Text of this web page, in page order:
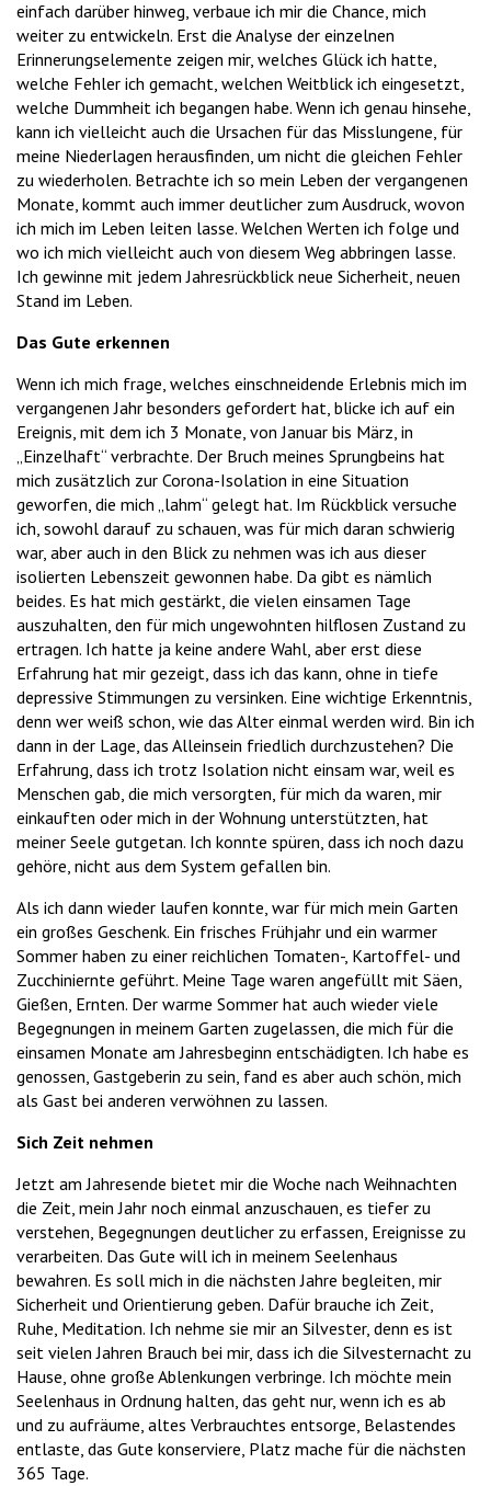
einfach darüber hinweg, verbaue ich mir die Chance, mich
weiter zu entwickeln. Erst die Analyse der einzelnen
Erinnerungselemente zeigen mir, welches Glück ich hatte,
welche Fehler ich gemacht, welchen Weitblick ich eingesetzt,
welche Dummheit ich begangen habe. Wenn ich genau hinsehe,
kann ich vielleicht auch die Ursachen für das Misslungene, für
meine Niederlagen herausfinden, um nicht die gleichen Fehler
zu wiederholen. Betrachte ich so mein Leben der vergangenen
Monate, kommt auch immer deutlicher zum Ausdruck, wovon
ich mich im Leben leiten lasse. Welchen Werten ich folge und
wo ich mich vielleicht auch von diesem Weg abbringen lasse.
Ich gewinne mit jedem Jahresrückblick neue Sicherheit, neuen
Stand im Leben.
Das Gute erkennen
Wenn ich mich frage, welches einschneidende Erlebnis mich im
vergangenen Jahr besonders gefordert hat, blicke ich auf ein
Ereignis, mit dem ich 3 Monate, von Januar bis März, in
„Einzelhaft“ verbrachte. Der Bruch meines Sprungbeins hat
mich zusätzlich zur Corona-Isolation in eine Situation
geworfen, die mich „lahm“ gelegt hat. Im Rückblick versuche
ich, sowohl darauf zu schauen, was für mich daran schwierig
war, aber auch in den Blick zu nehmen was ich aus dieser
isolierten Lebenszeit gewonnen habe. Da gibt es nämlich
beides. Es hat mich gestärkt, die vielen einsamen Tage
auszuhalten, den für mich ungewohnten hilflosen Zustand zu
ertragen. Ich hatte ja keine andere Wahl, aber erst diese
Erfahrung hat mir gezeigt, dass ich das kann, ohne in tiefe
depressive Stimmungen zu versinken. Eine wichtige Erkenntnis,
denn wer weiß schon, wie das Alter einmal werden wird. Bin ich
dann in der Lage, das Alleinsein friedlich durchzustehen? Die
Erfahrung, dass ich trotz Isolation nicht einsam war, weil es
Menschen gab, die mich versorgten, für mich da waren, mir
einkauften oder mich in der Wohnung unterstützten, hat
meiner Seele gutgetan. Ich konnte spüren, dass ich noch dazu
gehöre, nicht aus dem System gefallen bin.
Als ich dann wieder laufen konnte, war für mich mein Garten
ein großes Geschenk. Ein frisches Frühjahr und ein warmer
Sommer haben zu einer reichlichen Tomaten-, Kartoffel- und
Zucchiniernte geführt. Meine Tage waren angefüllt mit Säen,
Gießen, Ernten. Der warme Sommer hat auch wieder viele
Begegnungen in meinem Garten zugelassen, die mich für die
einsamen Monate am Jahresbeginn entschädigten. Ich habe es
genossen, Gastgeberin zu sein, fand es aber auch schön, mich
als Gast bei anderen verwöhnen zu lassen.
Sich Zeit nehmen
Jetzt am Jahresende bietet mir die Woche nach Weihnachten
die Zeit, mein Jahr noch einmal anzuschauen, es tiefer zu
verstehen, Begegnungen deutlicher zu erfassen, Ereignisse zu
verarbeiten. Das Gute will ich in meinem Seelenhaus
bewahren. Es soll mich in die nächsten Jahre begleiten, mir
Sicherheit und Orientierung geben. Dafür brauche ich Zeit,
Ruhe, Meditation. Ich nehme sie mir an Silvester, denn es ist
seit vielen Jahren Brauch bei mir, dass ich die Silvesternacht zu
Hause, ohne große Ablenkungen verbringe. Ich möchte mein
Seelenhaus in Ordnung halten, das geht nur, wenn ich es ab
und zu aufräume, altes Verbrauchtes entsorge, Belastendes
entlaste, das Gute konserviere, Platz mache für die nächsten
365 Tage.